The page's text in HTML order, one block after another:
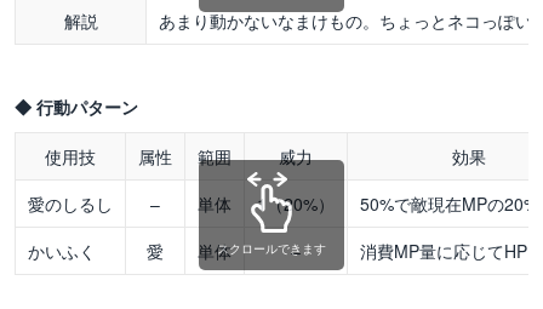
解説
あまり動かないなまけもの。ちょっとネコっぽい
◆ 行動パターン
使用技 属性 範囲 威力
効果
愛のしるし
– 単体 1（20%）
50%で敵現在MPの20%
かいふく
愛 単体 – 消費MP量に応じてHP
スクロールできます